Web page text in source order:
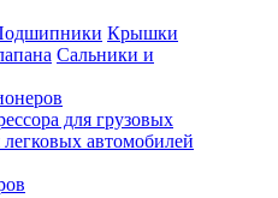
Крышки
Сальники и
для грузовых
автомобилей